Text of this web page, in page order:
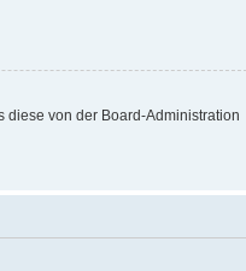
diese von der Board-Administration